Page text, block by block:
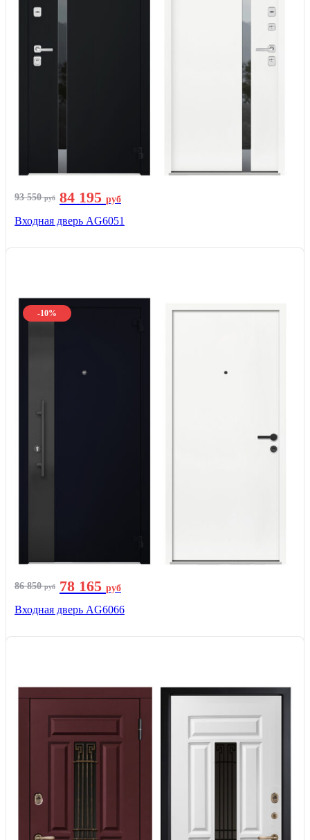
93 550руб 84 195 руб
Входная дверь AG6051
-10%
86 850руб 78 165 руб
Входная дверь AG6066